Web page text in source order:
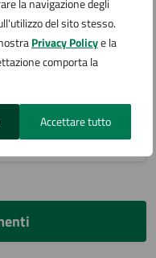
la navigazione degli
del sito stesso.
Privacy Policye la
comporta la
Accettare tutto
risarcimento per
di sinistro